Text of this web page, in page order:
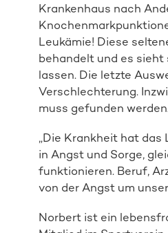
Krankenhaus nach
Leukämie! Diese
behandelt und es
lassen. Die letzte
Verschlechterung.
muss gefunden
„Die Krankheit hat das
in Angst und Sorge,
funktionieren. Beruf,
von der Angst um
Norbert ist ein